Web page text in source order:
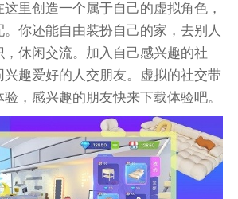
里创造一个属于自己的虚拟角色，
你还能自由装扮自己的家，去别人
，休闲交流。加入自己感兴趣的社
兴趣爱好的人交朋友。虚拟的社交带
，感兴趣的朋友快来下载体验吧。